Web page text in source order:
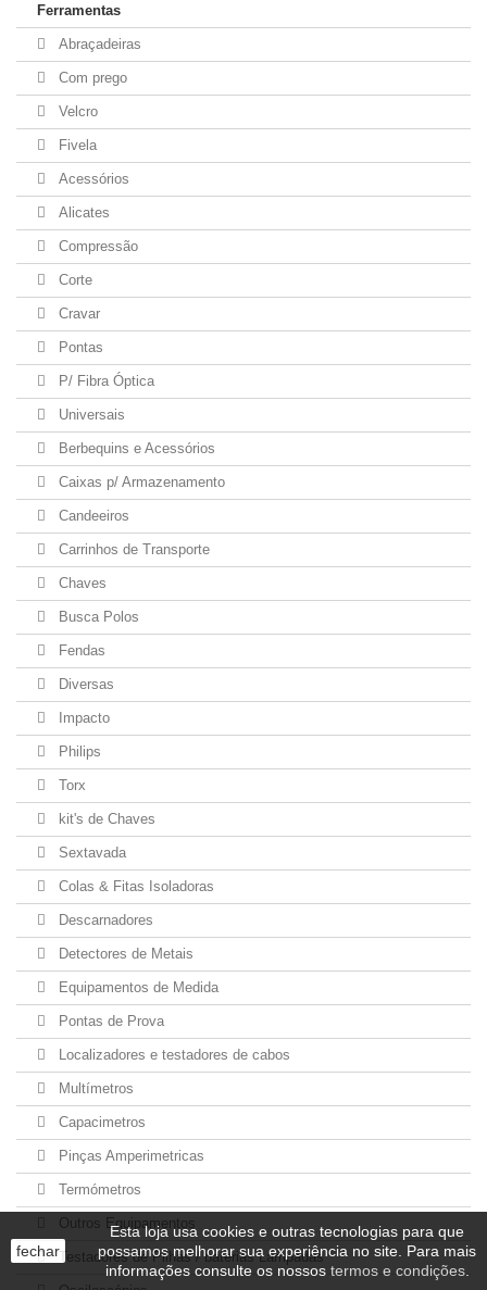
Ferramentas
Abraçadeiras
Com prego
Velcro
Fivela
Acessórios
Alicates
Compressão
Corte
Cravar
Pontas
P/ Fibra Óptica
Universais
Berbequins e Acessórios
Caixas p/ Armazenamento
Candeeiros
Carrinhos de Transporte
Chaves
Busca Polos
Fendas
Diversas
Impacto
Philips
Torx
kit's de Chaves
Sextavada
Colas & Fitas Isoladoras
Descarnadores
Detectores de Metais
Equipamentos de Medida
Pontas de Prova
Localizadores e testadores de cabos
Multímetros
Capacimetros
Pinças Amperimetricas
Termómetros
Outros Equipamentos
Testadores de Pilhas / baterias Lâmpadas
fechar
Esta loja usa cookies e outras tecnologias para que
possamos melhorar sua experiência no site. Para mais
informações consulte os nossos termos e condições.